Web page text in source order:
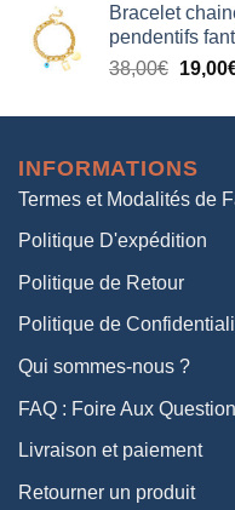
initial
était :
Bracelet
pendentifs
38,00€ Le
initial
38,00€.
19,00
INFORMATIONS
Termes et Modalités de
Politique D'expédition
Politique de Retour
Politique de
Qui sommes-nous ?
FAQ : Foire Aux
Livraison et paiement
Retourner un produit